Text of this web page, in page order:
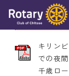
トピックス
例会報告
2009年7月
キリン
での夜
千歳ロ